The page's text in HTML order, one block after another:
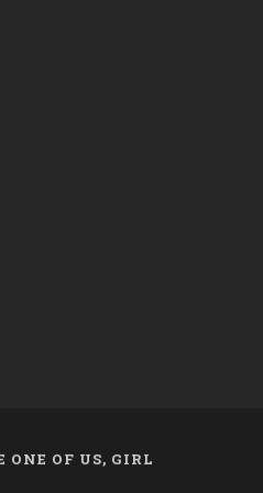
ONE OF US, GIRL